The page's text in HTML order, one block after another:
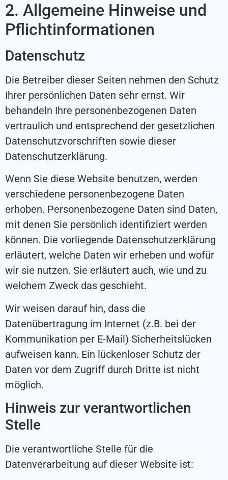
2. Allgemeine Hinweise und
Pflichtinformationen
Datenschutz
Die Betreiber dieser Seiten nehmen den Schutz
Ihrer persönlichen Daten sehr ernst. Wir
behandeln Ihre personenbezogenen Daten
vertraulich und entsprechend der gesetzlichen
Datenschutzvorschriften sowie dieser
Datenschutzerklärung.
Wenn Sie diese Website benutzen, werden
verschiedene personenbezogene Daten
erhoben. Personenbezogene Daten sind Daten,
mit denen Sie persönlich identifiziert werden
können. Die vorliegende Datenschutzerklärung
erläutert, welche Daten wir erheben und wofür
wir sie nutzen. Sie erläutert auch, wie und zu
welchem Zweck das geschieht.
Wir weisen darauf hin, dass die
Datenübertragung im Internet (z.B. bei der
Kommunikation per E-Mail) Sicherheitslücken
aufweisen kann. Ein lückenloser Schutz der
Daten vor dem Zugriff durch Dritte ist nicht
möglich.
Hinweis zur verantwortlichen
Stelle
Die verantwortliche Stelle für die
Datenverarbeitung auf dieser Website ist: